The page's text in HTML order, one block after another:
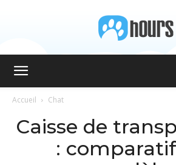
Accueil Chat
Caisse de
: